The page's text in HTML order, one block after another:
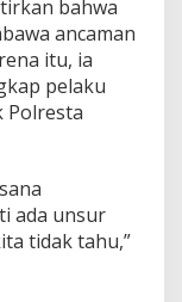
bahwa
ancaman
itu, ia
pelaku
Polresta
ada unsur
tidak tahu,”